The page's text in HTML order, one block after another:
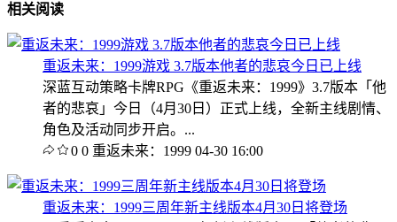
相关阅读
重返未来：1999游戏 3.7版本他者的悲哀今日已上线
深蓝互动策略卡牌RPG《重返未来：1999》3.7版本「他
者的悲哀」今日（4月30日）正式上线，全新主线剧情、
角色及活动同步开启。...
0 0 重返未来：1999 04-30 16:00
重返未来：1999三周年新主线版本4月30日将登场